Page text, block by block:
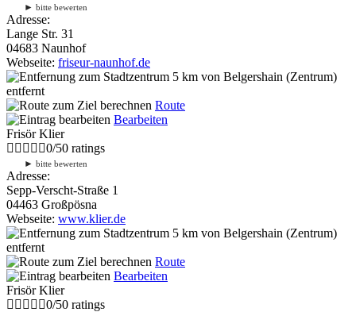
► bitte bewerten
Adresse:
Lange Str. 31
04683 Naunhof
Webseite: friseur-naunhof.de
5 km von Belgershain (Zentrum)
entfernt
Route
Bearbeiten
Frisör Klier
0/50 ratings
► bitte bewerten
Adresse:
Sepp-Verscht-Straße 1
04463 Großpösna
Webseite: www.klier.de
5 km von Belgershain (Zentrum)
entfernt
Route
Bearbeiten
Frisör Klier
0/50 ratings